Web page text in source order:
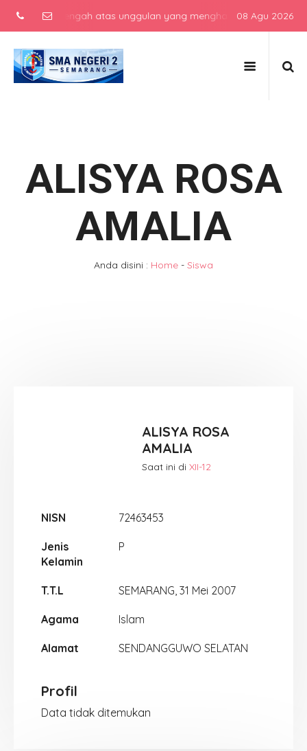
menengah atas unggulan yang menghasilkan lulusan
08 Agu 2026
ALISYA ROSA
AMALIA
Anda disini : Home - Siswa
ALISYA ROSA
AMALIA
Saat ini diXII-12
NISN 72463453
Jenis
Kelamin
P
T.T.L SEMARANG, 31 Mei 2007
Agama Islam
Alamat SENDANGGUWO SELATAN
Profil
Data tidak ditemukan